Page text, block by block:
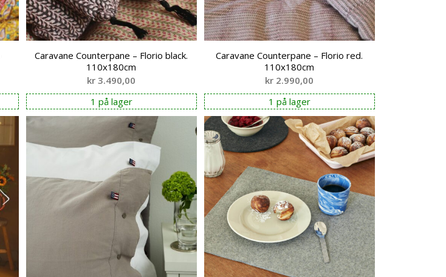
Caravane Counterpane – Florio black.
110x180cm
kr 3.490,00
1 på lager
Caravane Counterpane – Florio red.
110x180cm
kr 2.990,00
1 på lager